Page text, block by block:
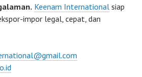
Keenam International siap
impor legal, cepat, dan